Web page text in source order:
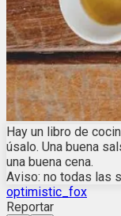
Hay un libro de
úsalo. Una buena
una buena cena.
Aviso: no todas las
optimistic_fox
Reportar